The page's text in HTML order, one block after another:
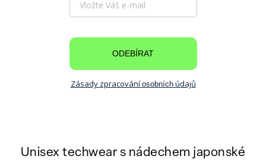
ODEBÍRAT
Zásady zpracování osobníchúdajů
Unisex techwear s nádechem japonské